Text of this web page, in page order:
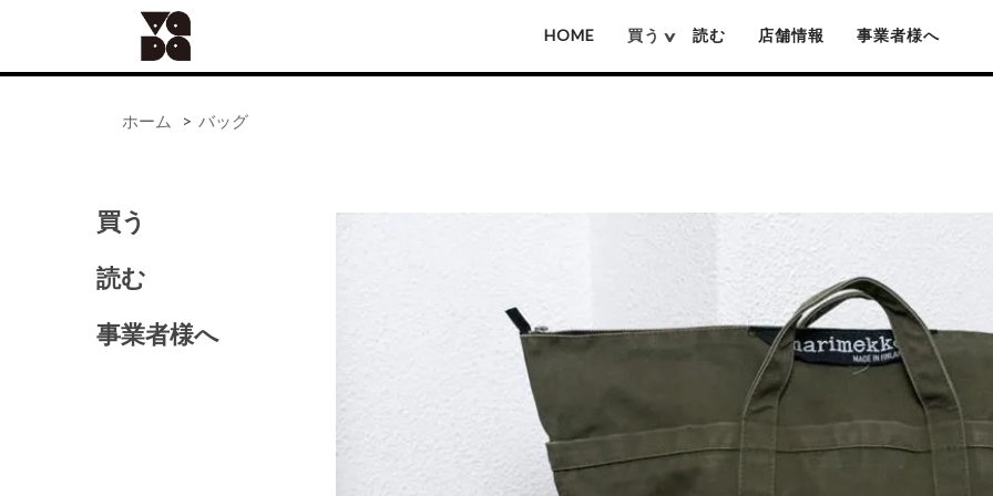
HOME 買う
池本惣一
岡本芳久
いずみ窯 島袋工房
神谷窯
賀上隼敬(木彫り熊)
難波行秀(木工)
高塚和則(木工)
松本寛司(木工)
読む 店舗情報 事業者様へ
ホーム > バッグ
買う
器
手仕事
食の道具
41世紀（バッグ）
読む
事業者様へ